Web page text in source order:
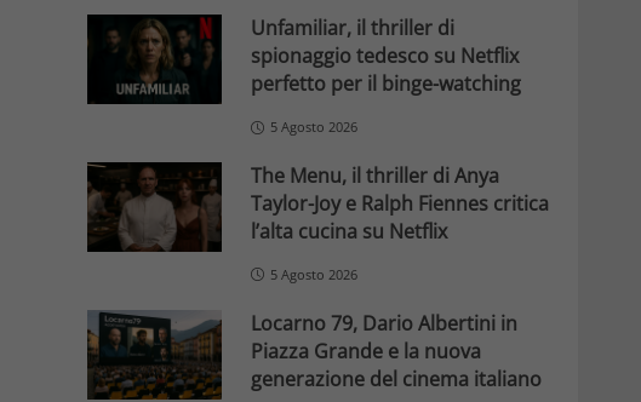
Unfamiliar, il thriller di
spionaggio tedesco su Netflix
perfetto per il binge-watching
5 Agosto 2026
The Menu, il thriller di Anya
Taylor-Joy e Ralph Fiennes critica
l’alta cucina su Netflix
5 Agosto 2026
Locarno 79, Dario Albertini in
Piazza Grande e la nuova
generazione del cinema italiano